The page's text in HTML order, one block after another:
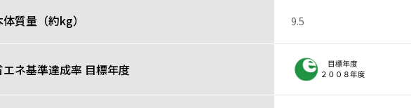
体質量（約kg） 9.5
エネ基準達成率 目標年度